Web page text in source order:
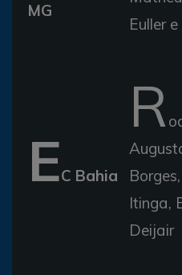
MG
Euller
EC Bahia
R
Itinga,
Deijair